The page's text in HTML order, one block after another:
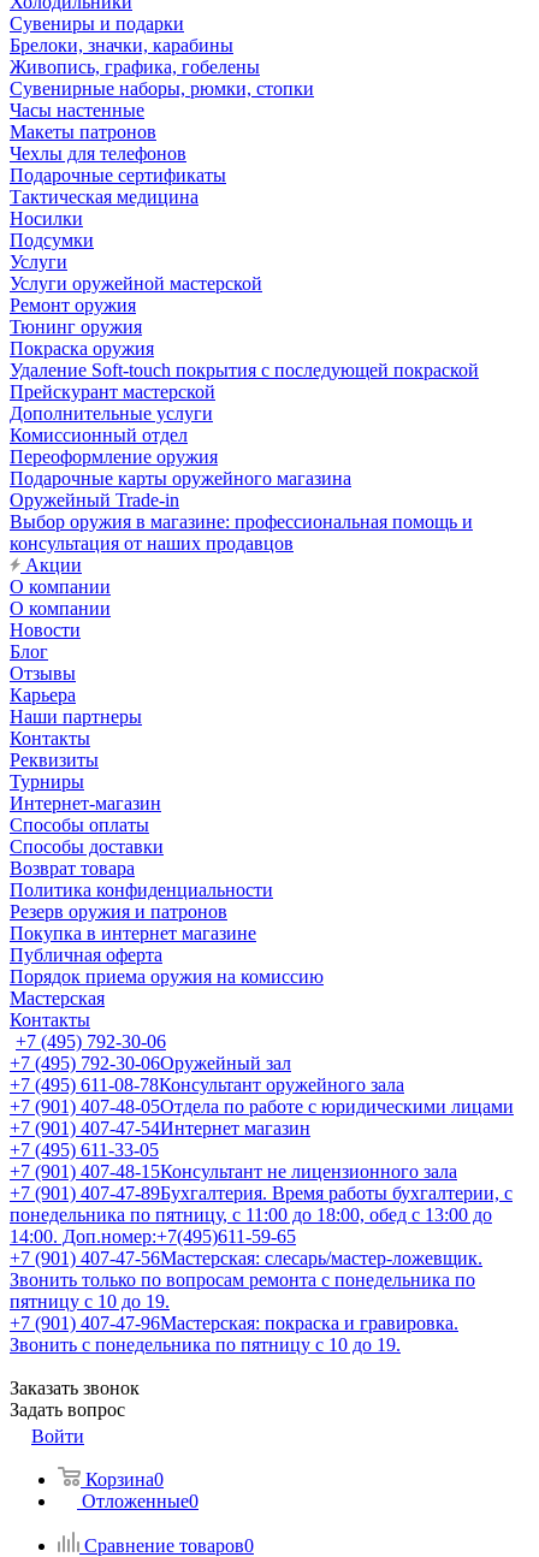
Сувениры и подарки
Брелоки, значки, карабины
Живопись, графика, гобелены
Сувенирные наборы, рюмки, стопки
Часы настенные
Макеты патронов
Чехлы для телефонов
Подарочные сертификаты
Тактическая медицина
Носилки
Подсумки
Услуги
Услуги оружейной мастерской
Ремонт оружия
Тюнинг оружия
Покраска оружия
Удаление Soft-touch покрытия с последующей покраской
Прейскурант мастерской
Дополнительные услуги
Комиссионный отдел
Переоформление оружия
Подарочные карты оружейного магазина
Оружейный Trade-in
Выбор оружия в магазине: профессиональная помощь и
консультация от наших продавцов
Акции
О компании
О компании
Новости
Блог
Отзывы
Карьера
Наши партнеры
Контакты
Реквизиты
Турниры
Интернет-магазин
Способы оплаты
Способы доставки
Возврат товара
Политика конфиденциальности
Резерв оружия и патронов
Покупка в интернет магазине
Публичная оферта
Порядок приема оружия на комиссию
Мастерская
Контакты
+7 (495) 792-30-06
+7 (495) 792-30-06Оружейный зал
+7 (495) 611-08-78Консультант оружейного зала
+7 (901) 407-48-05Отдела по работе с юридическими лицами
+7 (901) 407-47-54Интернет магазин
+7 (495) 611-33-05
+7 (901) 407-48-15Консультант не лицензионного зала
+7 (901) 407-47-89Бухгалтерия. Время работы бухгалтерии, с
понедельника по пятницу, с 11:00 до 18:00, обед с 13:00 до
14:00. Доп.номер:+7(495)611-59-65
+7 (901) 407-47-56Мастерская: слесарь/мастер-ложевщик.
Звонить только по вопросам ремонта с понедельника по
пятницу с 10 до 19.
+7 (901) 407-47-96Мастерская: покраска и гравировка.
Звонить с понедельника по пятницу с 10 до 19.
Заказать звонок
Задать вопрос
Войти
Корзина0
Отложенные0
Сравнение товаров0